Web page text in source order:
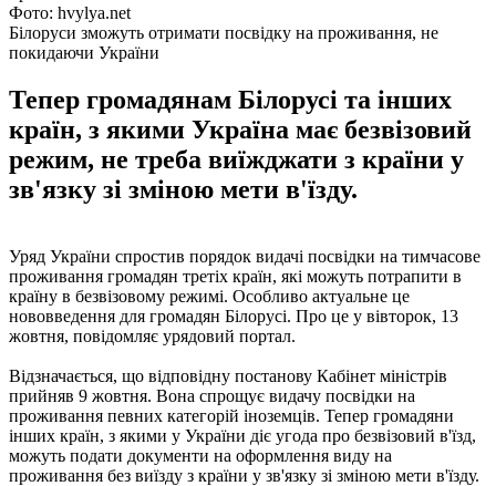
Фото: hvylya.net
Білоруси зможуть отримати посвідку на проживання, не
покидаючи України
Тепер громадянам Білорусі та інших
країн, з якими Україна має безвізовий
режим, не треба виїжджати з країни у
зв'язку зі зміною мети в'їзду.
Уряд України спростив порядок видачі посвідки на тимчасове
проживання громадян третіх країн, які можуть потрапити в
країну в безвізовому режимі. Особливо актуальне це
нововведення для громадян Білорусі. Про це у вівторок, 13
жовтня, повідомляє урядовий портал.
Відзначається, що відповідну постанову Кабінет міністрів
прийняв 9 жовтня. Вона спрощує видачу посвідки на
проживання певних категорій іноземців. Тепер громадяни
інших країн, з якими у України діє угода про безвізовий в'їзд,
можуть подати документи на оформлення виду на
проживання без виїзду з країни у зв'язку зі зміною мети в'їзду.